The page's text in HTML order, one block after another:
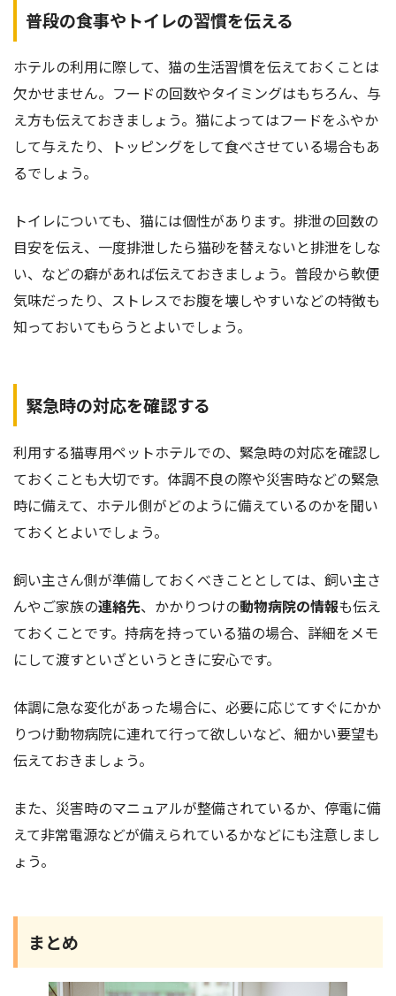
普段の食事やトイレの習慣を伝える
ホテルの利用に際して、猫の生活習慣を伝えておくことは
欠かせません。フードの回数やタイミングはもちろん、与
え方も伝えておきましょう。猫によってはフードをふやか
して与えたり、トッピングをして食べさせている場合もあ
るでしょう。
トイレについても、猫には個性があります。排泄の回数の
目安を伝え、一度排泄したら猫砂を替えないと排泄をしな
い、などの癖があれば伝えておきましょう。普段から軟便
気味だったり、ストレスでお腹を壊しやすいなどの特徴も
知っておいてもらうとよいでしょう。
緊急時の対応を確認する
利用する猫専用ペットホテルでの、緊急時の対応を確認し
ておくことも大切です。体調不良の際や災害時などの緊急
時に備えて、ホテル側がどのように備えているのかを聞い
ておくとよいでしょう。
飼い主さん側が準備しておくべきこととしては、飼い主さ
んやご家族の連絡先、かかりつけの動物病院の情報も伝え
ておくことです。持病を持っている猫の場合、詳細をメモ
にして渡すといざというときに安心です。
体調に急な変化があった場合に、必要に応じてすぐにかか
りつけ動物病院に連れて行って欲しいなど、細かい要望も
伝えておきましょう。
また、災害時のマニュアルが整備されているか、停電に備
えて非常電源などが備えられているかなどにも注意しまし
ょう。
まとめ